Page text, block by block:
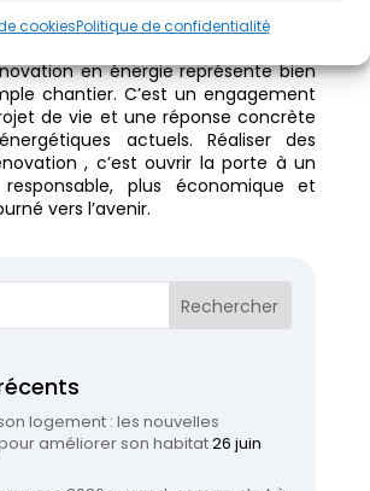
cookiesPolitique de confidentialité
du parc immobilier.
en énergie représente bien
chantier. C’est un engagement
de vie et une réponse concrète
actuels. Réaliser des
, c’est ouvrir la porte à un
plus économique et
vers l’avenir.
logement : les nouvelles
améliorer son habitat26 juin